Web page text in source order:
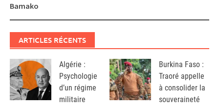
Bamako
ARTICLES RÉCENTS
Algérie :
Psychologie
d’un régime
militaire
Burkina Faso :
Traoré appelle
à consolider la
souveraineté